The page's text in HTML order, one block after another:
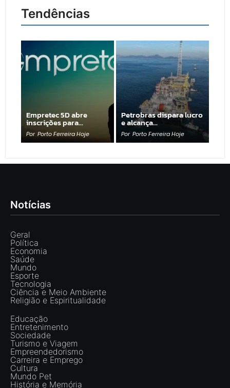
Tendências
Empretec 5D abre
inscrições para…
Por Porto Ferreira Hoje
Petrobras dispara lucro
e alcança…
Por Porto Ferreira Hoje
Notícias
Geral
Política
Economia
Saúde
Mundo
Esporte
Tecnologia
Ciência e Meio Ambiente
Religião e Espiritualidade
Educação
Entretenimento
Sociedade
Turismo e Viagem
Empreendedorismo
Carreira e Emprego
Cultura
Mundo Pet
História e Memória